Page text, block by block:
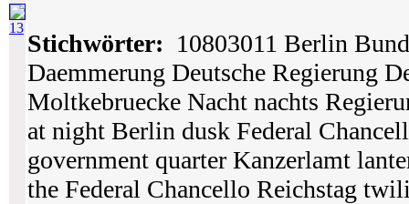
13
Stichwörter: 10803011 Berlin
Daemmerung Deutsche Regierung
Moltkebruecke Nacht nachts
at night Berlin dusk Federal
government quarter Kanzerlamt
the Federal Chancello Reichstag